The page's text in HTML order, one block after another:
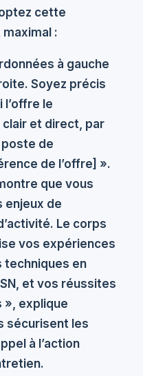
cette
:
à gauche
Soyez précis
l’offre le
clair et direct, par
poste de
de l’offre] ».
que vous
enjeux de
Le corps
vos expériences
techniques en
et vos réussites
», explique
sécurisent les
à l’action